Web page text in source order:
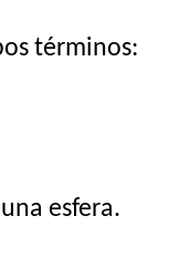
términos:
esfera.